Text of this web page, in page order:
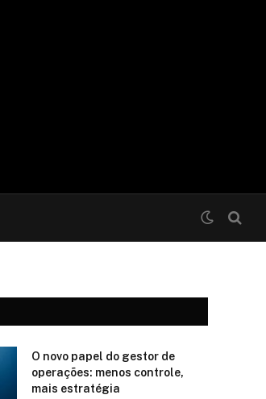
O novo papel do gestor de
operações: menos controle,
mais estratégia